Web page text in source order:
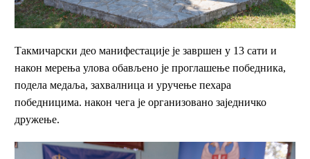
Такмичарски део манифестације је завршен у 13 сати и
након мерења улова обављено је проглашење победника,
подела медаља, захвалница и уручење пехара
победницима. након чега је организовано заједничко
дружење.